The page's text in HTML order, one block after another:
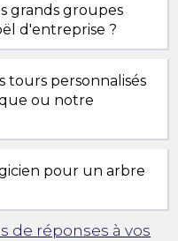
grands groupes
d'entreprise ?
tours personnalisés
ou notre
pour un arbre
de réponses à vos